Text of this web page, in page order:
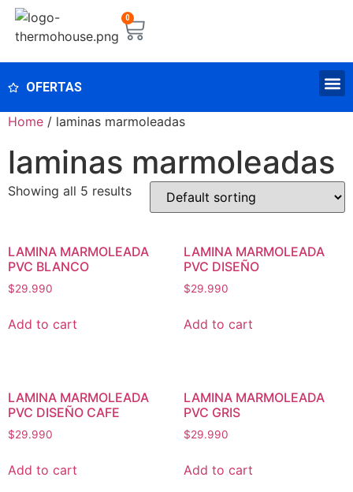
0
OFERTAS
Home / laminas marmoleadas
laminas marmoleadas
Showing all 5 results
LAMINA MARMOLEADA
PVC BLANCO
$29.990
Add to cart
LAMINA MARMOLEADA
PVC DISEÑO
$29.990
Add to cart
LAMINA MARMOLEADA
PVC DISEÑO CAFE
$29.990
Add to cart
LAMINA MARMOLEADA
PVC GRIS
$29.990
Add to cart